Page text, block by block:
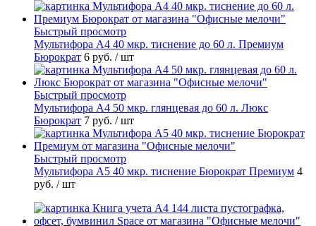
Быстрый просмотр
Мультифора А4 40 мкр. тиснение до 60 л. Премиум
Бюрократ 6 руб. / шт
Быстрый просмотр
Мультифора А4 50 мкр. глянцевая до 60 л. Люкс
Бюрократ 7 руб. / шт
Быстрый просмотр
Мультифора А5 40 мкр. тиснение Бюрократ Премиум 4
руб. / шт